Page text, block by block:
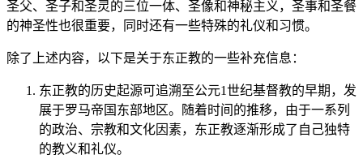
圣父、圣子和圣灵的三位一体、圣像和神秘主义，圣事和圣餐
的神圣性也很重要，同时还有一些特殊的礼仪和习惯。
除了上述内容，以下是关于东正教的一些补充信息：
东正教的历史起源可追溯至公元1世纪基督教的早期，发
展于罗马帝国东部地区。随着时间的推移，由于一系列
的政治、宗教和文化因素，东正教逐渐形成了自己独特
的教义和礼仪。